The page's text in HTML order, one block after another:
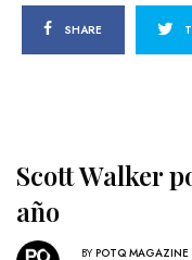
SHARE
Scott Walker
año
BY POTQ MAGAZINE